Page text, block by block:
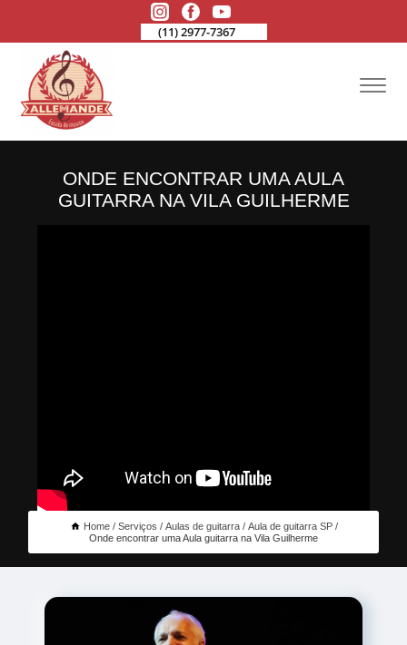
(11) 2977-7367
ONDE ENCONTRAR UMA AULA
GUITARRA NA VILA GUILHERME
Home Serviços Aulas de guitarra
Aula de guitarra SP
Onde encontrar uma Aula guitarra na Vila Guilherme